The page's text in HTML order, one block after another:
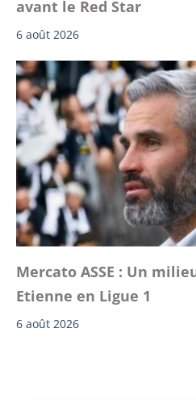
avant le Red Star
6 août 2026
Mercato ASSE : Un
Etienne en Ligue 1
6 août 2026